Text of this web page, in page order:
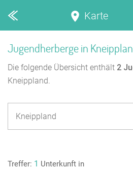
Karte
Jugendherberge in
Die folgende Übersicht enthält 2
Kneippland.
Treffer: 1 Unterkunft in